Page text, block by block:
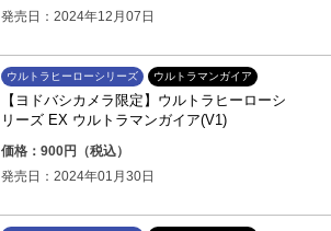
発売日：2024年12月07日
ウルトラヒーローシリーズ ウルトラマンガイア
【ヨドバシカメラ限定】ウルトラヒーローシ
リーズ EX ウルトラマンガイア(V1)
価格：900円（税込）
発売日：2024年01月30日